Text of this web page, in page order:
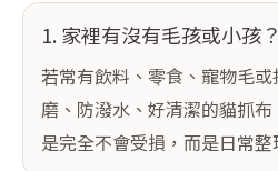
1. 家裡有沒有毛孩或小孩？
若常有飲料、零食、寵物毛
磨、防潑水、好清潔的貓抓
是完全不會受損，而是日常整